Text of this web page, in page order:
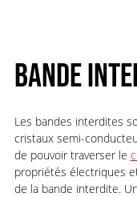
BANDE
Les bandes interdites
cristaux semi-
de pouvoir traverser le
propriétés électriques
de la bande interdite.